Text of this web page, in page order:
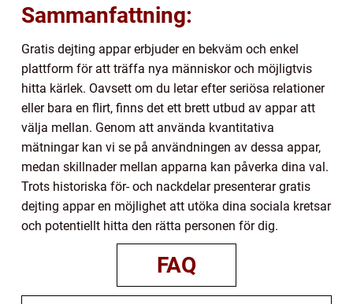
Sammanfattning:
Gratis dejting appar erbjuder en bekväm och enkel
plattform för att träffa nya människor och möjligtvis
hitta kärlek. Oavsett om du letar efter seriösa relationer
eller bara en flirt, finns det ett brett utbud av appar att
välja mellan. Genom att använda kvantitativa
mätningar kan vi se på användningen av dessa appar,
medan skillnader mellan apparna kan påverka dina val.
Trots historiska för- och nackdelar presenterar gratis
dejting appar en möjlighet att utöka dina sociala kretsar
och potentiellt hitta den rätta personen för dig.
FAQ